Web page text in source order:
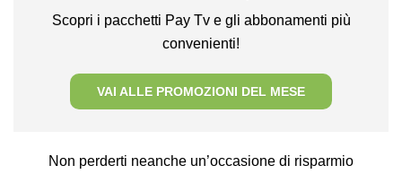
Scopri i pacchetti Pay Tv e gli abbonamenti più
convenienti!
VAI ALLE PROMOZIONI DEL MESE
Non perderti neanche un’occasione di risparmio